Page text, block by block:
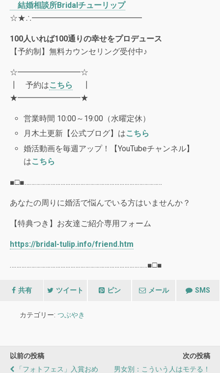
結婚相談所Bridal チューリップ
☆★∴━━━━━━━━━━━━━━
100人いれば100通りの幸せをプロデュース
【予約制】無料カウンセリング受付中♪
☆━━━━━━━━☆
┃ 予約はこちら
★━━━━━━━━★
営業時間 10:00～19:00（水曜定休）
月木土更新【公式ブログ】はこちら
婚活動画を毎週アップ！【YouTubeチャンネル】
はこちら
■□■…………………………………………………………………………
あなたの周りに婚活で悩んでいる方はいませんか？
【特典つき】お友達ご紹介専用フォーム
https://bridal-tulip.info/friend.htm
…………………………………………………………………………■□■
共有 ツイート ピン メール SMS
カテゴリー: つぶやき
以前の投稿
「フォトフェス」入賞おめ
次の投稿
男女別：こういう人はモテる！